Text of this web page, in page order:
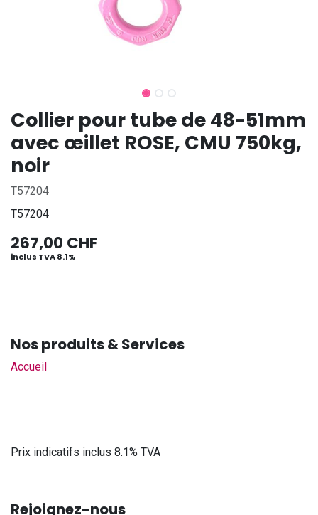
Collier pour tube de 48-51mm
avec œillet ROSE, CMU 750kg,
noir
T57204
T57204
267,00 CHF
inclus TVA 8.1%
Nos produits & Services
Accueil
Prix indicatifs inclus 8.1% TVA
Rejoignez-nous